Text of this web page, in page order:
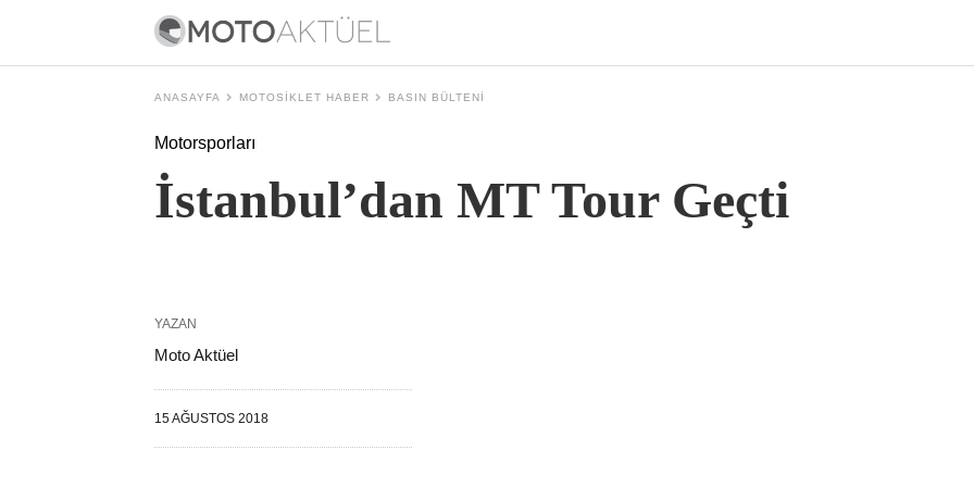
ANASAYFA MOTOSIKLET HABER BASIN BÜLTENI
Motorsporları
İstanbul’dan MT Tour Geçti
YAZAN
Moto Aktüel
15 AĞUSTOS 2018